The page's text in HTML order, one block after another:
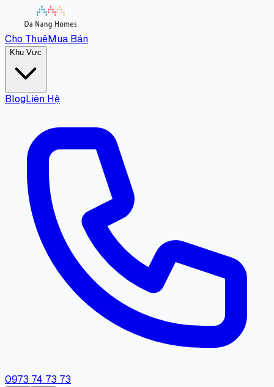
Cho ThuêMua Bán
Khu Vực
BlogLiên Hệ
0973 74 73 73